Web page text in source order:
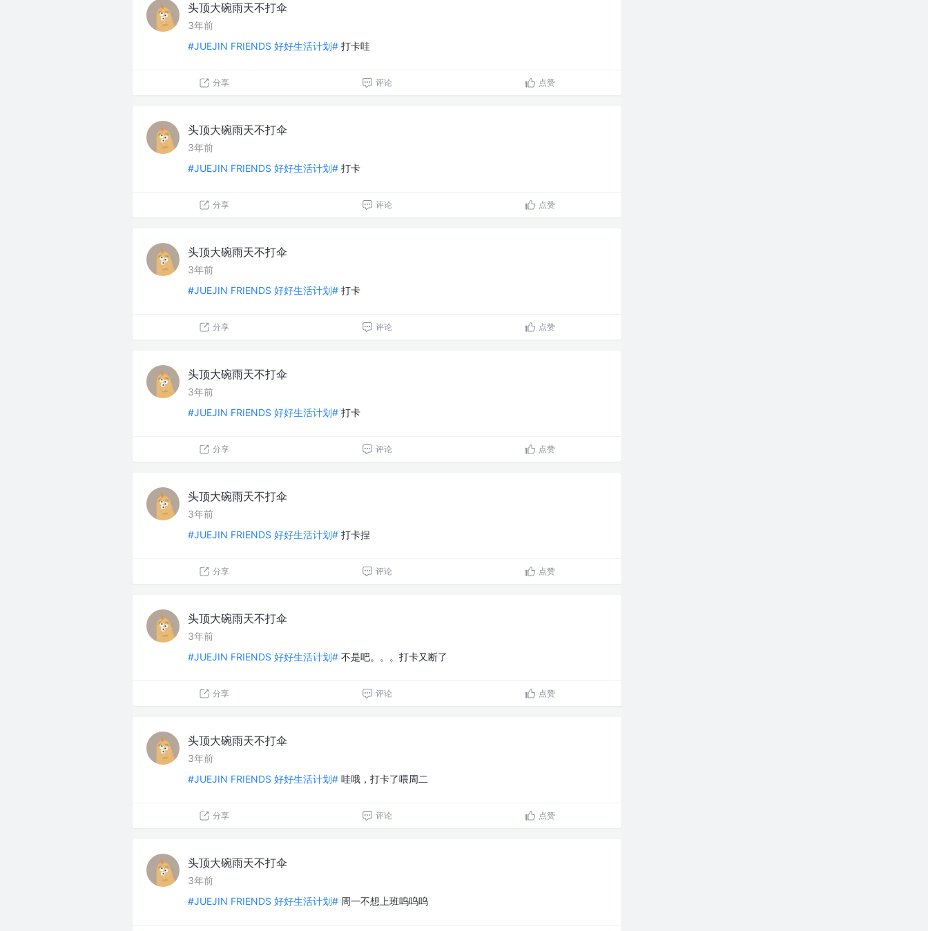
头顶大碗雨天不打伞
3年前
#JUEJIN FRIENDS 好好生活计划# 打卡哇
分享 评论 点赞
头顶大碗雨天不打伞
3年前
#JUEJIN FRIENDS 好好生活计划# 打卡
分享 评论 点赞
头顶大碗雨天不打伞
3年前
#JUEJIN FRIENDS 好好生活计划# 打卡
分享 评论 点赞
头顶大碗雨天不打伞
3年前
#JUEJIN FRIENDS 好好生活计划# 打卡
分享 评论 点赞
头顶大碗雨天不打伞
3年前
#JUEJIN FRIENDS 好好生活计划# 打卡捏
分享 评论 点赞
头顶大碗雨天不打伞
3年前
#JUEJIN FRIENDS 好好生活计划# 不是吧。。。打卡又断了
分享 评论 点赞
头顶大碗雨天不打伞
3年前
#JUEJIN FRIENDS 好好生活计划# 哇哦，打卡了喂周二
分享 评论 点赞
头顶大碗雨天不打伞
3年前
#JUEJIN FRIENDS 好好生活计划# 周一不想上班呜呜呜